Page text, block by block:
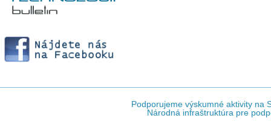
Podporujeme výskumné aktivity na
Národná infraštruktúra pre